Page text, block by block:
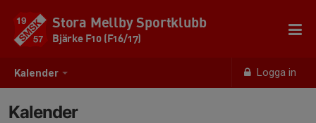
Kalender Logga in
Stora Mellby Sportklubb
Bjärke F10 (F16/17)
Kalender